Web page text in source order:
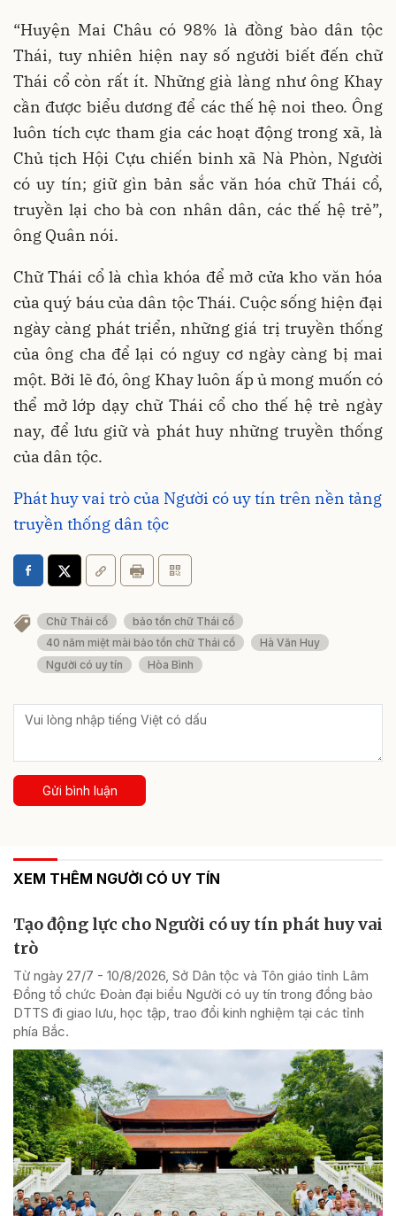
“Huyện Mai Châu có 98% là đồng bào dân tộc
Thái, tuy nhiên hiện nay số người biết đến chữ
Thái cổ còn rất ít. Những già làng như ông Khay
cần được biểu dương để các thế hệ noi theo. Ông
luôn tích cực tham gia các hoạt động trong xã, là
Chủ tịch Hội Cựu chiến binh xã Nà Phòn, Người
có uy tín; giữ gìn bản sắc văn hóa chữ Thái cổ,
truyền lại cho bà con nhân dân, các thế hệ trẻ”,
ông Quân nói.
Chữ Thái cổ là chìa khóa để mở cửa kho văn hóa
của quý báu của dân tộc Thái. Cuộc sống hiện đại
ngày càng phát triển, những giá trị truyền thống
của ông cha để lại có nguy cơ ngày càng bị mai
một. Bởi lẽ đó, ông Khay luôn ấp ủ mong muốn có
thể mở lớp dạy chữ Thái cổ cho thế hệ trẻ ngày
nay, để lưu giữ và phát huy những truyền thống
của dân tộc.
Phát huy vai trò của Người có uy tín trên nền tảng
truyền thống dân tộc
Chữ Thái cổ
bảo tồn chữ Thái cổ
40 năm miệt mài bảo tồn chữ Thái cổ
Hà Văn Huy
Người có uy tín
Hòa Bình
Gửi bình luận
XEM THÊM NGƯỜI CÓ UY TÍN
Tạo động lực cho Người có uy tín phát huy vai
trò
Từ ngày 27/7 - 10/8/2026, Sở Dân tộc và Tôn giáo tỉnh Lâm
Đồng tổ chức Đoàn đại biểu Người có uy tín trong đồng bào
DTTS đi giao lưu, học tập, trao đổi kinh nghiệm tại các tỉnh
phía Bắc.